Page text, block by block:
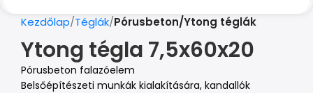
Kezdőlap Téglák Pórusbeton/Ytong téglák
Ytong tégla 7,5x60x20
Pórusbeton falazóelem
Belsőépítészeti munkák kialakítására, kandallók